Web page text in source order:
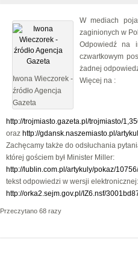
Iwona Wieczorek -
źródło Agencja
Gazeta
W mediach
zaginionych w
Odpowiedź na
czwartkowym
żadnej
Więcej na :
http://trojmiasto.gazeta.pl/trojmiasto/
oraz http://gdansk.naszemiasto.pl/
Zachęcamy także do odsłuchania
której gościem był Minister Miller:
http://lublin.com.pl/artykuly/pokaz/
tekst odpowiedzi w wersji elektronicznej:
http://orka2.sejm.gov.pl/IZ6.nsf/
Przeczytano 68 razy